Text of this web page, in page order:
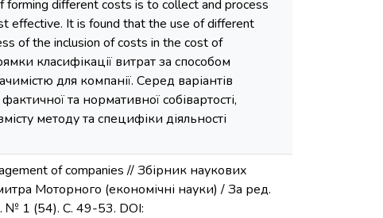
different costs is to collect and process
effective. It is found that the use of different
of the inclusion of costs in the cost of
класифікації витрат за способом
для компанії. Серед варіантів
та нормативної собівартості,
методу та специфіки діяльності
of companies // Збірник наукових
Моторного (економічні науки) / За ред.
№ 1 (54). С. 49-53. DOI: